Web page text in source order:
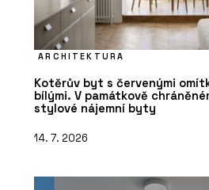
ARCHITEKTURA
Kotěrův byt s červenými
bílými. V památkově
stylové nájemní byty
14. 7. 2026